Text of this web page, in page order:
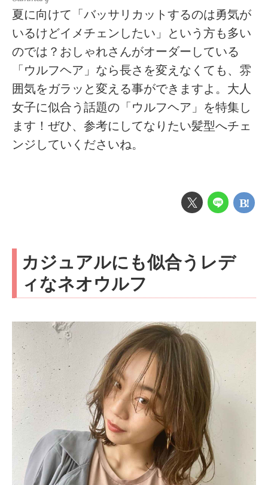
夏に向けて「バッサリカットするのは勇気が
いるけどイメチェンしたい」という方も多い
のでは？おしゃれさんがオーダーしている
「ウルフヘア」なら長さを変えなくても、雰
囲気をガラッと変える事ができますよ。大人
女子に似合う話題の「ウルフヘア」を特集し
ます！ぜひ、参考にしてなりたい髪型へチェ
ンジしていくださいね。
カジュアルにも似合うレデ
ィなネオウルフ